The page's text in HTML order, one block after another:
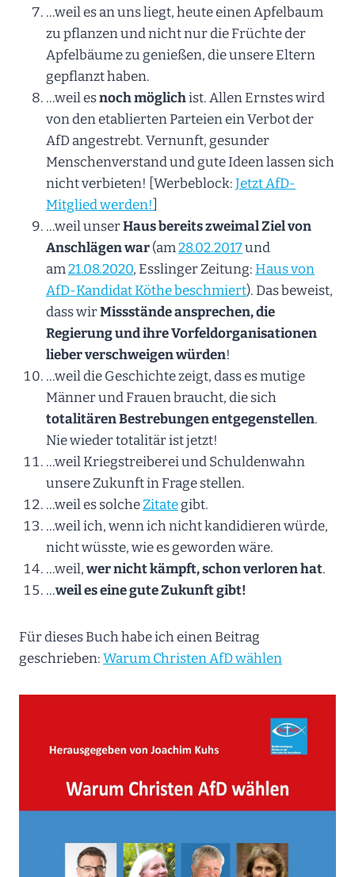
…weil es an uns liegt, heute einen Apfelbaum
zu pflanzen und nicht nur die Früchte der
Apfelbäume zu genießen, die unsere Eltern
gepflanzt haben.
…weil esnoch möglichist. Allen Ernstes wird
von den etablierten Parteien ein Verbot der
AfD angestrebt. Vernunft, gesunder
Menschenverstand und gute Ideen lassen sich
nicht verbieten! [Werbeblock:Jetzt AfD-
Mitglied werden!
…weil unserHaus bereits zweimal Ziel von
Anschlägen war(am28.02.2017und
am21.08.2020, Esslinger Zeitung:Haus von
AfD-Kandidat Köthe beschmiert). Das beweist,
dass wirMissstände ansprechen, die
Regierung und ihre Vorfeldorganisationen
lieber verschweigen würden!
…weil die Geschichte zeigt, dass es mutige
Männer und Frauen braucht, die sich
totalitären Bestrebungen entgegenstellen.
Nie wieder totalitär ist jetzt!
…weil Kriegstreiberei und Schuldenwahn
unsere Zukunft in Frage stellen.
…weil es solcheZitategibt.
…weil ich, wenn ich nicht kandidieren würde,
nicht wüsste, wie es geworden wäre.
…weil,wer nicht kämpft, schon verloren hat.
…weil es eine gute Zukunft gibt!
Für dieses Buch habe ich einen Beitrag
geschrieben:Warum Christen AfD wählen